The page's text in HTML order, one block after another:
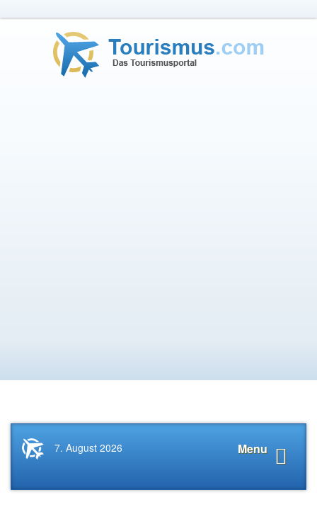
Startseite
News.Tourismus.com
Menu
7. August 2026